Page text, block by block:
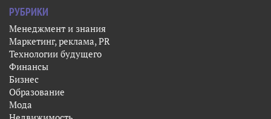
РУБРИКИ
Менеджмент и знания
Маркетинг, реклама, PR
Технологии будущего
Финансы
Бизнес
Образование
Мода